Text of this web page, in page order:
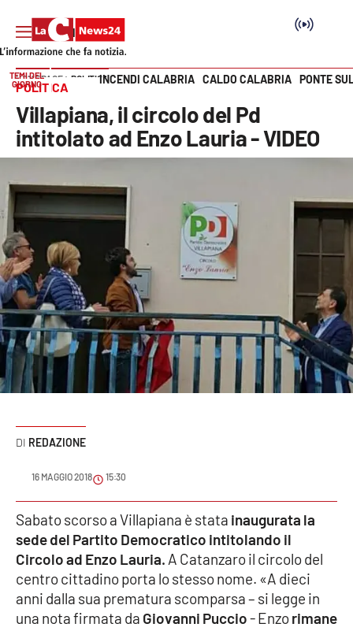
SEZIONI
Politica
Attualità
Economia e lavoro
Italia Mondo
Sanità
Cultura
Podcast
Meteo
Editoriali
VIDEO
Vai
TEMI DEL
GIORNO
INCENDI CALABRIA CALDO CALABRIA PONTE
HOME PAGE POLITICA
POLITICA
Villapiana, il circolo del Pd
intitolato ad Enzo Lauria - VIDEO
REDAZIONE
16 MAGGIO 2018 15:30
Sabato scorso a Villapiana è stata inaugurata la
sede del Partito Democratico intitolando il
Circolo ad Enzo Lauria. A Catanzaro il circolo del
centro cittadino porta lo stesso nome. «A dieci
anni dalla sua prematura scomparsa – si legge in
una nota firmata da Giovanni Puccio- Enzorimane